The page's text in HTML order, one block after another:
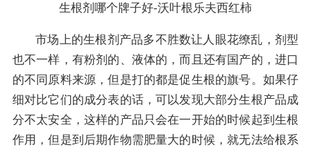
生根剂哪个牌子好-沃叶根乐夫西红柿
市场上的生根剂产品多不胜数让人眼花缭乱，剂型
也不一样，有粉剂的、液体的，而且还有国产的，进口
的不同原料来源，但是打的都是促生根的旗号。如果仔
细对比它们的成分表的话，可以发现大部分生根产品成
分不太安全，这样的产品只会在一开始的时候起到生根
作用，但是到后期作物需肥量大的时候，就无法给根系